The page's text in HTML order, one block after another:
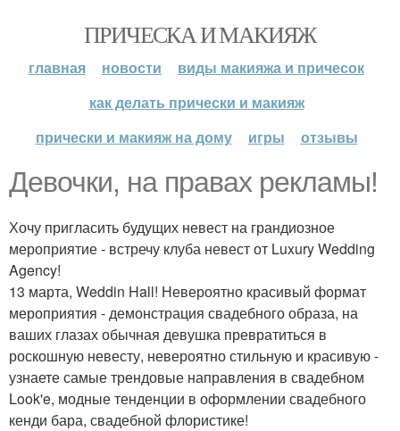
ПРИЧЕСКА И МАКИЯЖ
главная новости
виды макияжа и причесок
как делать прически и макияж
прически и макияж на дому
игры отзывы
Девочки, на правах рекламы!
Хочу пригласить будущих невест на грандиозное
мероприятие - встречу клуба невест от Luxury Wedding
Agency!
13 марта, Weddin Hall! Невероятно красивый формат
мероприятия - демонстрация свадебного образа, на
ваших глазах обычная девушка превратиться в
роскошную невесту, невероятно стильную и красивую -
узнаете самые трендовые направления в свадебном
Look'e, модные тенденции в оформлении свадебного
кенди бара, свадебной флористике!